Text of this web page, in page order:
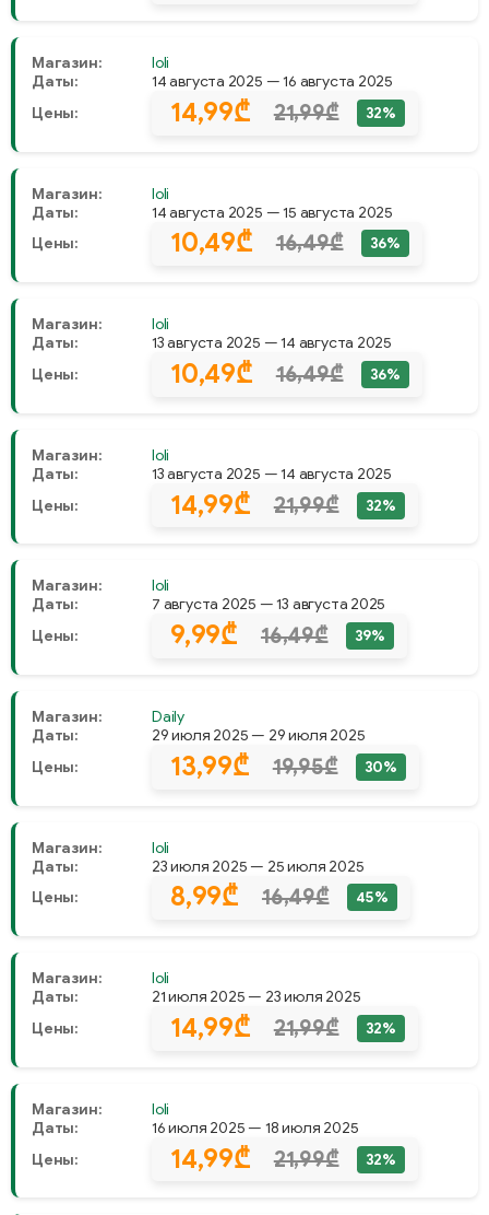
Магазин:
Ioli
Даты:
14 августа 2025 — 16 августа 2025
Цены:
14,99₾ 21,99₾ 32%
Магазин:
Ioli
Даты:
14 августа 2025 — 15 августа 2025
Цены:
10,49₾ 16,49₾ 36%
Магазин:
Ioli
Даты:
13 августа 2025 — 14 августа 2025
Цены:
10,49₾ 16,49₾ 36%
Магазин:
Ioli
Даты:
13 августа 2025 — 14 августа 2025
Цены:
14,99₾ 21,99₾ 32%
Магазин:
Ioli
Даты:
7 августа 2025 — 13 августа 2025
Цены:
9,99₾ 16,49₾ 39%
Магазин:
Daily
Даты:
29 июля 2025 — 29 июля 2025
Цены:
13,99₾ 19,95₾ 30%
Магазин:
Ioli
Даты:
23 июля 2025 — 25 июля 2025
Цены:
8,99₾ 16,49₾ 45%
Магазин:
Ioli
Даты:
21 июля 2025 — 23 июля 2025
Цены:
14,99₾ 21,99₾ 32%
Магазин:
Ioli
Даты:
16 июля 2025 — 18 июля 2025
Цены:
14,99₾ 21,99₾ 32%